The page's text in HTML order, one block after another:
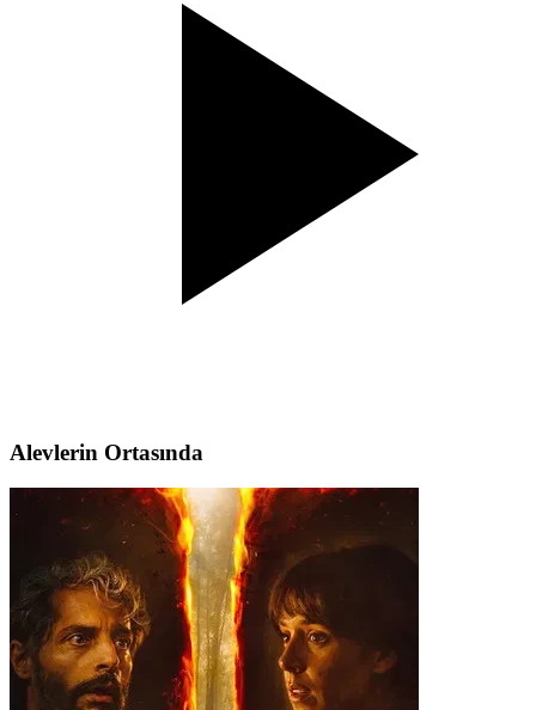
Alevlerin Ortasında